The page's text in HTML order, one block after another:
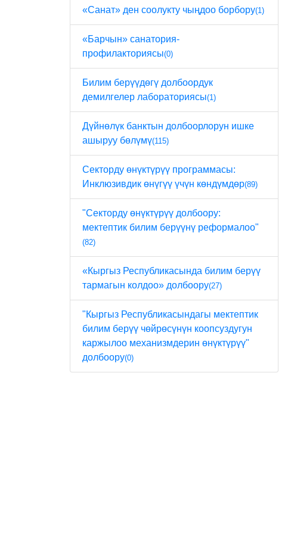
«Санат» ден соолукту чыңдоо борбору(1)
«Барчын» санатория-
профилакториясы(0)
Билим берүүдөгү долбоордук
демилгелер лабораториясы(1)
Дүйнөлүк банктын долбоорлорун ишке
ашыруу бөлүмү(115)
Секторду өнүктүрүү программасы:
Инклюзивдик өнүгүү үчүн көндүмдөр(89)
"Секторду өнүктүрүү долбоору:
мектептик билим берүүнү реформалоо"
(82)
«Кыргыз Республикасында билим берүү
тармагын колдоо» долбоору(27)
"Кыргыз Республикасындагы мектептик
билим берүү чөйрөсүнүн коопсуздугун
каржылоо механизмдерин өнүктүрүү"
долбоору(0)